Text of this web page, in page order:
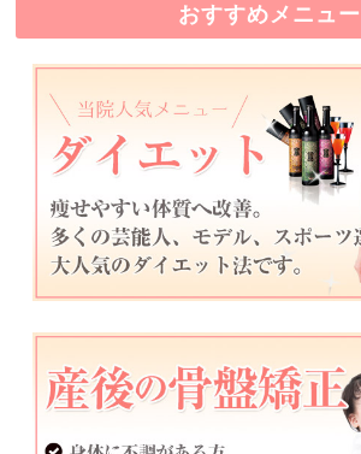
おすすめメニュー